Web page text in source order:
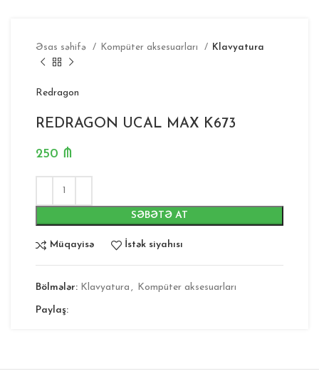
Əsas səhifə Kompüter aksesuarları Klavyatura
Redragon
REDRAGON UCAL MAX K673
250 ₼
SƏBƏTƏ AT
Müqayisə İstək siyahısı
Bölmələr: Klavyatura , Kompüter aksesuarları
Paylaş: